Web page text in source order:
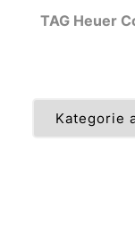
TAG Heuer